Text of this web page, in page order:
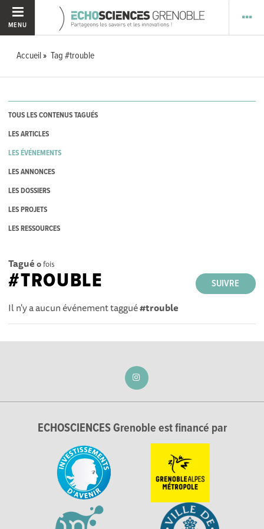
MENU
Accueil Tag #trouble
TOUS LES CONTENUS TAGUÉS
LES ARTICLES
LES ÉVÉNEMENTS
LES ANNONCES
LES DOSSIERS
LES PROJETS
LES RESSOURCES
Tagué 0fois
SUIVRE
#TROUBLE
Il n'y a aucun événement taggué#trouble
ECHOSCIENCES Grenoble est financé par